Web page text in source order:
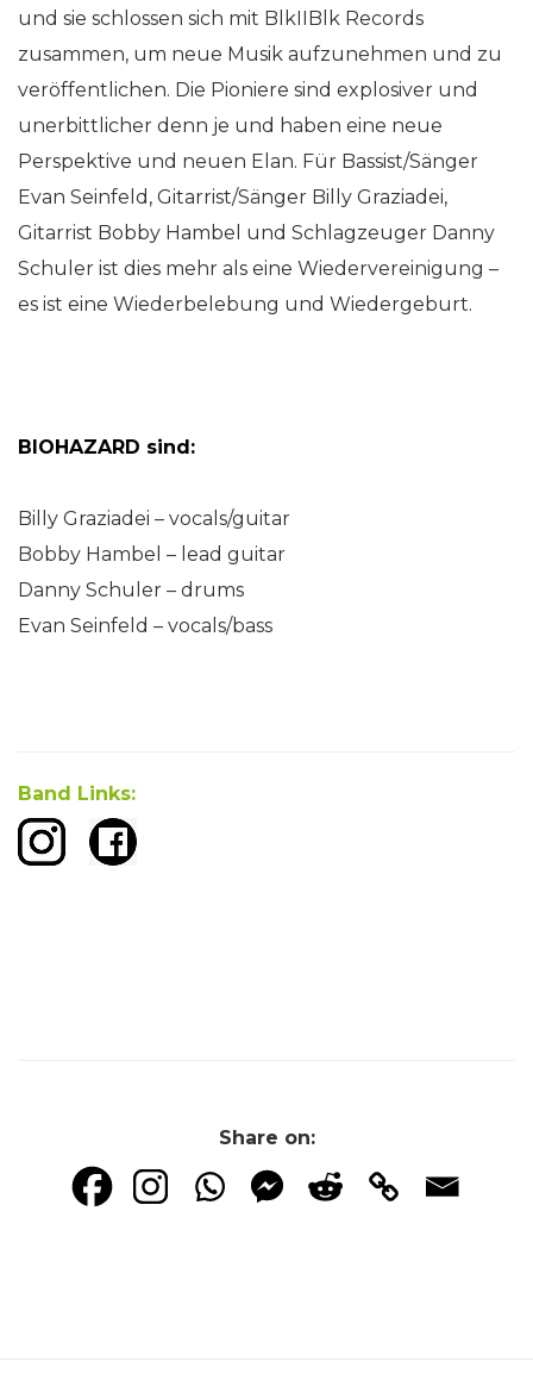
und sie schlossen sich mit BlkIIBlk Records
zusammen, um neue Musik aufzunehmen und zu
veröffentlichen. Die Pioniere sind explosiver und
unerbittlicher denn je und haben eine neue
Perspektive und neuen Elan. Für Bassist/Sänger
Evan Seinfeld, Gitarrist/Sänger Billy Graziadei,
Gitarrist Bobby Hambel und Schlagzeuger Danny
Schuler ist dies mehr als eine Wiedervereinigung –
es ist eine Wiederbelebung und Wiedergeburt.
BIOHAZARD sind:
Billy Graziadei – vocals/guitar
Bobby Hambel – lead guitar
Danny Schuler – drums
Evan Seinfeld – vocals/bass
Band Links:
Share on: